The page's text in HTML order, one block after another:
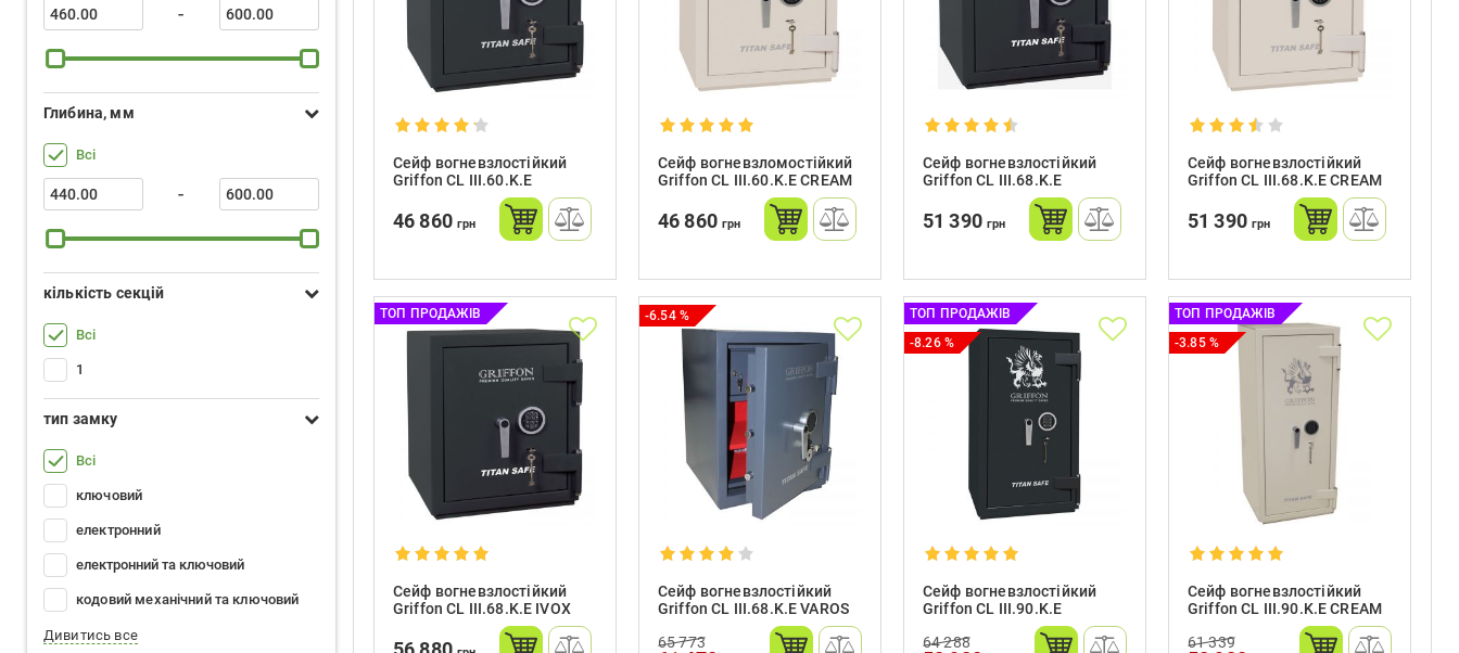
-
Глибина, мм
Всі
-
кількість секцій
Всі
1
тип замку
Всі
ключовий
електронний
електронний та ключовий
кодовий механічний та ключовий
Дивитись все
Сейф вогневзлостійкий
Griffon CL III.60.K.E
46 860грн
Сейф вогневзломостійкий
Griffon CL III.60.K.Е CREAM
46 860грн
Сейф вогневзлостійкий
Griffon CL III.68.K.E
51 390грн
Сейф вогневзлостійкий
Griffon CL III.68.K.Е CREAM
51 390грн
ТОП ПРОДАЖІВ
Сейф вогневзлостійкий
Griffon CL III.68.K.Е IVOX
-6.54 %
Сейф вогневзлостійкий
Griffon CL III.68.K.Е VAROS
65 773
ТОП ПРОДАЖІВ
-8.26 %
Сейф вогневзлостійкий
Griffon CL III.90.K.E
64 288
ТОП ПРОДАЖІВ
-3.85 %
Сейф вогневзлостійкий
Griffon CL III.90.K.E CREAM
61 339